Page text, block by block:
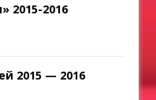
2015-2016
2015 — 2016